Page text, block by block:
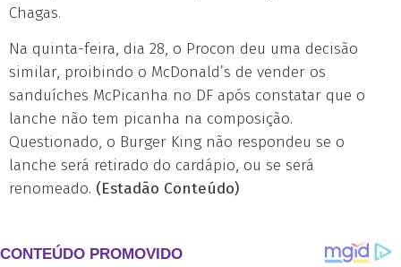
Chagas.
Na quinta-feira, dia 28, o Procon deu uma decisão
similar, proibindo o McDonald’s de vender os
sanduíches McPicanha no DF após constatar que o
lanche não tem picanha na composição.
Questionado, o Burger King não respondeu se o
lanche será retirado do cardápio, ou se será
renomeado. (Estadão Conteúdo)